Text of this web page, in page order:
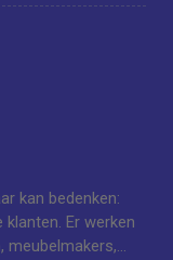
kan bedenken:
Er werken
meubelmakers,